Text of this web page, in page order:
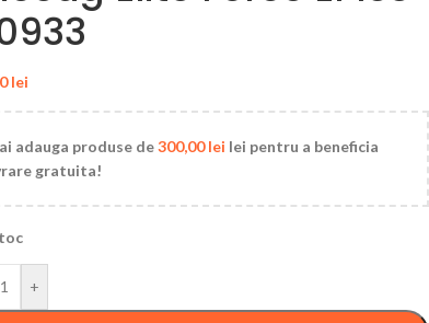
lei
adauga produse de300,00lei lei pentru a beneficia
gratuita!
+